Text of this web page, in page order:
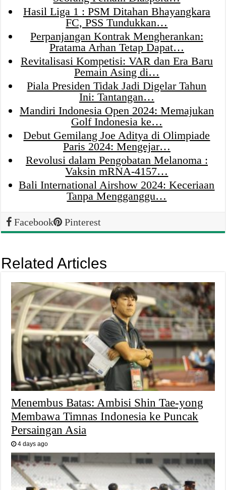
Hasil Liga 1 : PSM Ditahan Bhayangkara
FC, PSS Tundukkan…
Perpanjangan Kontrak Mengherankan:
Pratama Arhan Tetap Dapat…
Revitalisasi Kompetisi: VAR dan Era Baru
Pemain Asing di…
Piala Presiden Tidak Jadi Digelar Tahun
Ini: Tantangan…
Mandiri Indonesia Open 2024: Memajukan
Golf Indonesia ke…
Debut Gemilang Joe Aditya di Olimpiade
Paris 2024: Mengejar…
Revolusi dalam Pengobatan Melanoma :
Vaksin mRNA-4157…
Bali International Airshow 2024: Keceriaan
Tanpa Mengganggu…
Facebook Pinterest
Related Articles
Menembus Batas: Ambisi Shin Tae-yong
Membawa Timnas Indonesia ke Puncak
Persaingan Asia
4 days ago